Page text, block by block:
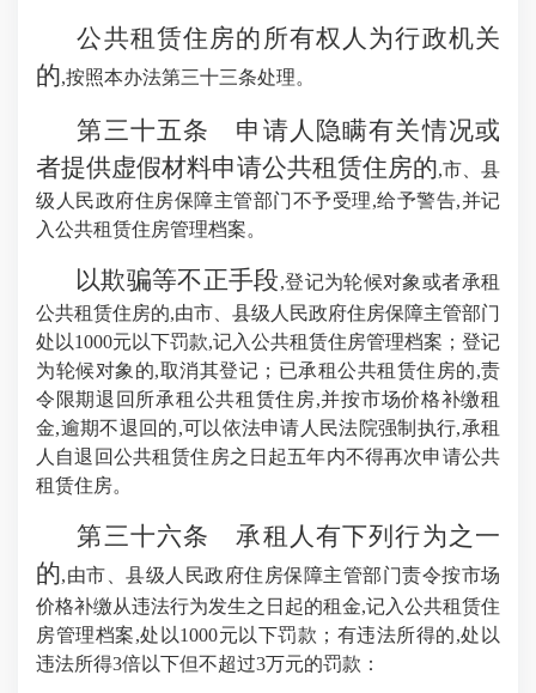
公共租赁住房的所有权人为行政机关
的,按照本办法第三十三条处理。
第三十五条 申请人隐瞒有关情况或
者提供虚假材料申请公共租赁住房的,市、县
级人民政府住房保障主管部门不予受理,给予警告,并记
入公共租赁住房管理档案。
以欺骗等不正手段,登记为轮候对象或者承租
公共租赁住房的,由市、县级人民政府住房保障主管部门
处以1000元以下罚款,记入公共租赁住房管理档案；登记
为轮候对象的,取消其登记；已承租公共租赁住房的,责
令限期退回所承租公共租赁住房,并按市场价格补缴租
金,逾期不退回的,可以依法申请人民法院强制执行,承租
人自退回公共租赁住房之日起五年内不得再次申请公共
租赁住房。
第三十六条 承租人有下列行为之一
的,由市、县级人民政府住房保障主管部门责令按市场
价格补缴从违法行为发生之日起的租金,记入公共租赁住
房管理档案,处以1000元以下罚款；有违法所得的,处以
违法所得3倍以下但不超过3万元的罚款：